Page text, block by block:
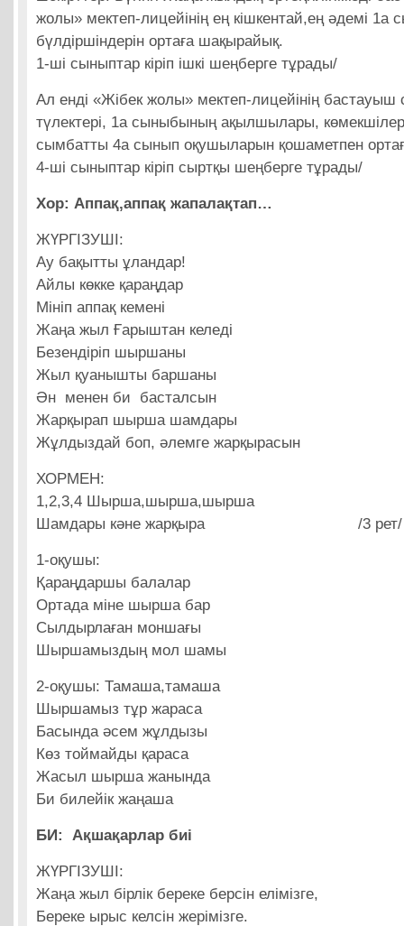
жолы» мектеп-лицейінің ең кішкентай,ең әдемі 1а
бүлдіршіндерін ортаға шақырайық.
1-ші сыныптар кіріп ішкі шеңберге тұрады/
Ал енді «Жібек жолы» мектеп-лицейінің
түлектері, 1а сыныбының ақылшылары,
сымбатты 4а сынып оқушыларын қошаметпен
4-ші сыныптар кіріп сыртқы шеңберге тұрады/
Хор: Аппақ,аппақ жапалақтап…
ЖҮРГІЗУШІ:
Ау бақытты ұландар!
Айлы көкке қараңдар
Мініп аппақ кемені
Жаңа жыл Ғарыштан келеді
Безендіріп шыршаны
Жыл қуанышты баршаны
Ән менен би басталсын
Жарқырап шырша шамдары
Жұлдыздай боп, әлемге жарқырасын
ХОРМЕН:
1,2,3,4 Шырша,шырша,шырша
Шамдары кәне жарқыра /3 рет/
1-оқушы:
Қараңдаршы балалар
Ортада міне шырша бар
Сылдырлаған моншағы
Шыршамыздың мол шамы
2-оқушы: Тамаша,тамаша
Шыршамыз тұр жараса
Басында әсем жұлдызы
Көз тоймайды қараса
Жасыл шырша жанында
Би билейік жаңаша
БИ: Ақшақарлар биі
ЖҮРГІЗУШІ:
Жаңа жыл бірлік береке берсін елімізге,
Береке ырыс келсін жерімізге.